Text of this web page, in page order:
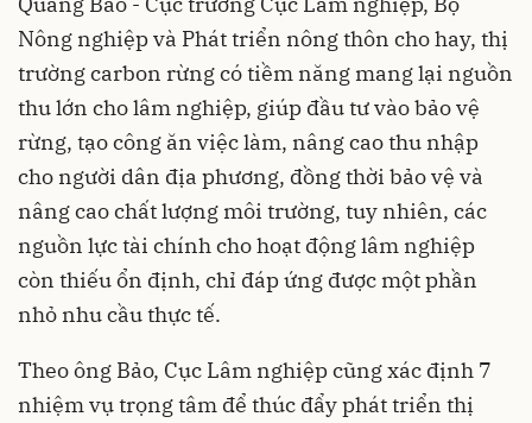
Nông nghiệp và Phát triển nông thôn cho hay, thị
trường carbon rừng có tiềm năng mang lại nguồn
thu lớn cho lâm nghiệp, giúp đầu tư vào bảo vệ
rừng, tạo công ăn việc làm, nâng cao thu nhập
cho người dân địa phương, đồng thời bảo vệ và
nâng cao chất lượng môi trường, tuy nhiên, các
nguồn lực tài chính cho hoạt động lâm nghiệp
còn thiếu ổn định, chỉ đáp ứng được một phần
nhỏ nhu cầu thực tế.
Theo ông Bảo, Cục Lâm nghiệp cũng xác định 7
nhiệm vụ trọng tâm để thúc đẩy phát triển thị